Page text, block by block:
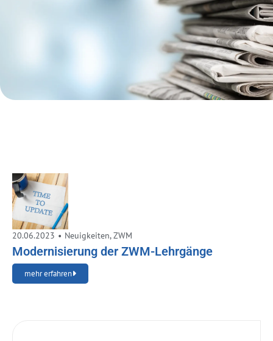
20.06.2023 • Neuigkeiten,ZWM
Modernisierung der ZWM-Lehrgänge
mehr erfahren